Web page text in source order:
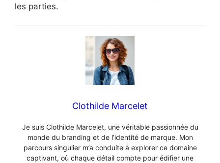
les parties.
Clothilde Marcelet
Je suis Clothilde Marcelet, une véritable passionnée du
monde du branding et de l’identité de marque. Mon
parcours singulier m’a conduite à explorer ce domaine
captivant, où chaque détail compte pour édifier une